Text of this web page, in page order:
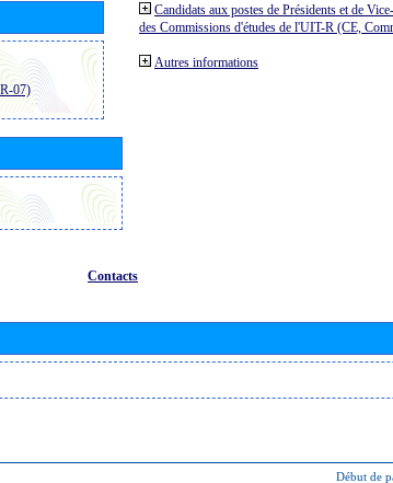
07)
Candidats aux postes de Présidents et de
des Commissions d'études de l'UIT-R (CE,
Autres informations
Contacts
Début de